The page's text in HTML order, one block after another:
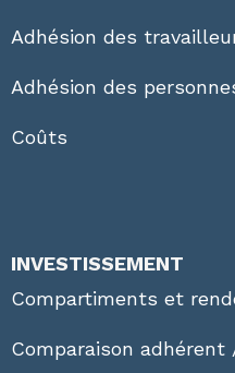
Adhésion des
Adhésion des
Coûts
INVESTISSEMENT
Compartiments et
Comparaison